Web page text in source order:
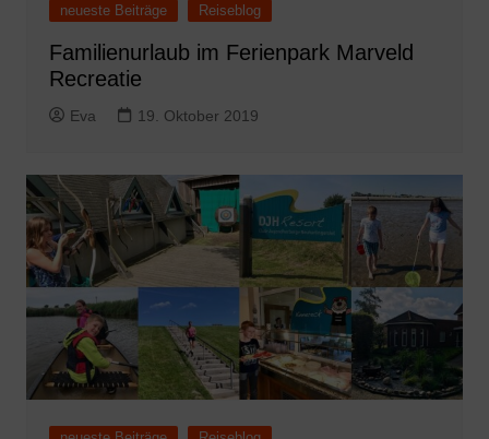
neueste Beiträge Reiseblog
Familienurlaub im Ferienpark Marveld
Recreatie
Eva 19. Oktober 2019